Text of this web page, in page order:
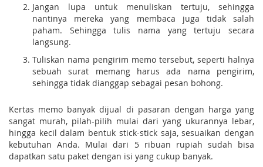
Jangan lupa untuk menuliskan tertuju, sehingga
nantinya mereka yang membaca juga tidak salah
paham. Sehingga tulis nama yang tertuju secara
langsung.
Tuliskan nama pengirim memo tersebut, seperti halnya
sebuah surat memang harus ada nama pengirim,
sehingga tidak dianggap sebagai pesan bohong.
Kertas memo banyak dijual di pasaran dengan harga yang
sangat murah, pilah-pilih mulai dari yang ukurannya lebar,
hingga kecil dalam bentuk stick-stick saja, sesuaikan dengan
kebutuhan Anda. Mulai dari 5 ribuan rupiah sudah bisa
dapatkan satu paket dengan isi yang cukup banyak.